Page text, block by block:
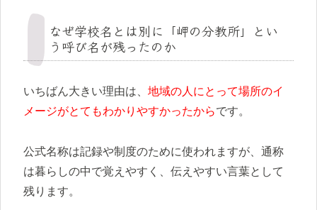
なぜ学校名とは別に「岬の分教所」とい
う呼び名が残ったのか
いちばん大きい理由は、 地域の人にとって場所のイ
メージがとてもわかりやすかったからです。
公式名称は記録や制度のために使われますが、通称
は暮らしの中で覚えやすく、伝えやすい言葉として
残ります。